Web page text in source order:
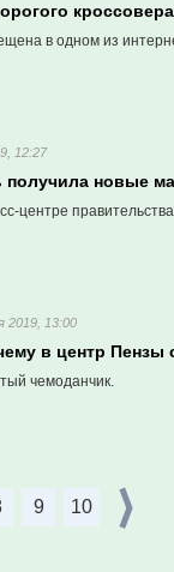
в одном из
12:27
получила новые
центре
2019, 13:00
в центр
чемоданчик.
9 10